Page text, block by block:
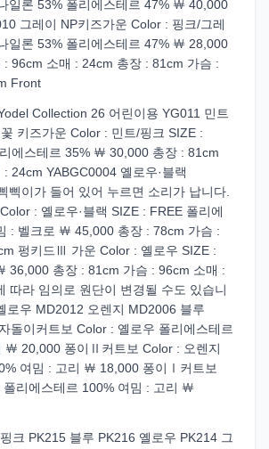
일론 53% 폴리에스테르 47% ￦ 40,000
그레이 NP키즈가운 Color : 핑크/그레
일론 53% 폴리에스테르 47% ￦ 28,000
: 96cm 소매 : 24cm 총장 : 81cm 가슴 :
Front
Collection 26 어린이용 YG011 민트
키즈가운 Color : 민트/핑크 SIZE :
에스테르 35% ￦ 30,000 총장 : 81cm
24cm YABGC0004 옐로우·블랙
삑이가 들어 있어 누르면 소리가 납니다.
: 옐로우·블랙 SIZE : FREE 폴리에
: 벨크로 ￦ 45,000 총장 : 78cm 가슴 :
펑키드Ⅲ 가운 Color : 옐로우 SIZE :
36,000 총장 : 81cm 가슴 : 96cm 소매 :
따라 임의로 원단이 변경될 수도 있습니
로우 MD2012 오렌지 MD2006 블루
돌이커트보 Color : 옐로우 폴리에스테르
￦ 20,000 퐁이Ⅱ커트보 Color : 오렌지
여밈 : 고리 ￦ 18,000 퐁이Ⅰ커트보
리에스테르 100% 여밈 : 고리 ￦
크 PK215 블루 PK216 옐로우 PK214 그